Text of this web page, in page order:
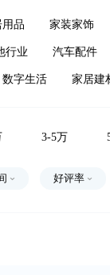
品 家装家饰
行业 汽车配件
数字生活 家居建
3-5万
好评率